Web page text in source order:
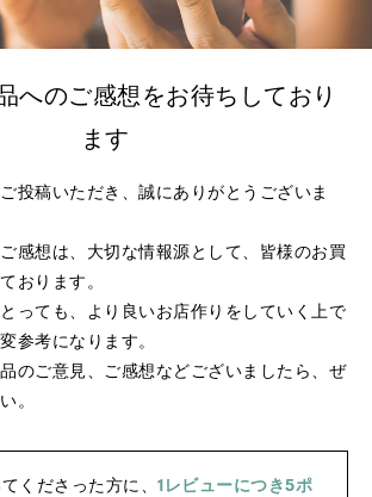
へのご感想をお待ちしており
ます
投稿いただき、誠にありがとうございま
感想は、大切な情報源として、皆様のお買
おります。
っても、より良いお店作りをしていく上で
参考になります。
のご意見、ご感想などございましたら、ぜ
。
くださった方に、 1レビューにつき5ポ